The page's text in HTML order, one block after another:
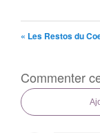
« Les Restos du
Commenter